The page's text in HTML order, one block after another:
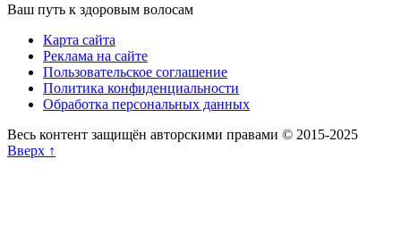
Ваш путь к здоровым волосам
Карта сайта
Реклама на сайте
Пользовательское соглашение
Политика конфиденциальности
Обработка персональных данных
Весь контент защищён авторскими правами © 2015-2025
Вверх ↑